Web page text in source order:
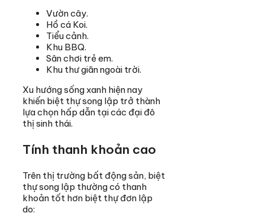
Vườn cây.
Hồ cá Koi.
Tiểu cảnh.
Khu BBQ.
Sân chơi trẻ em.
Khu thư giãn ngoài trời.
Xu hướng sống xanh hiện nay
khiến biệt thự song lập trở thành
lựa chọn hấp dẫn tại các đại đô
thị sinh thái.
Tính thanh khoản cao
Trên thị trường bất động sản, biệt
thự song lập thường có thanh
khoản tốt hơn biệt thự đơn lập
do: